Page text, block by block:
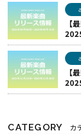
【
【
CATEGORY カ